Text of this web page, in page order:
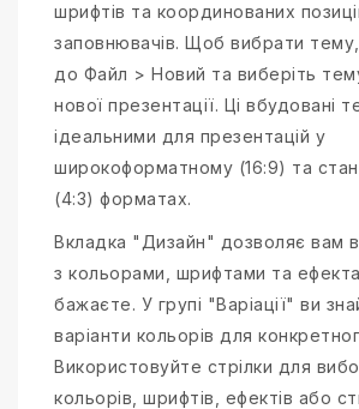
шрифтів та координованих
заповнювачів. Щоб вибрати
до Файл > Новий та виберіть
нової презентації. Ці вбудовані
ідеальними для презентацій у
широкоформатному (16:9) та
(4:3) форматах.
Вкладка "Дизайн" дозволяє вам
з кольорами, шрифтами та
бажаєте. У групі "Варіації" ви
варіанти кольорів для
Використовуйте стрілки для
кольорів, шрифтів, ефектів або